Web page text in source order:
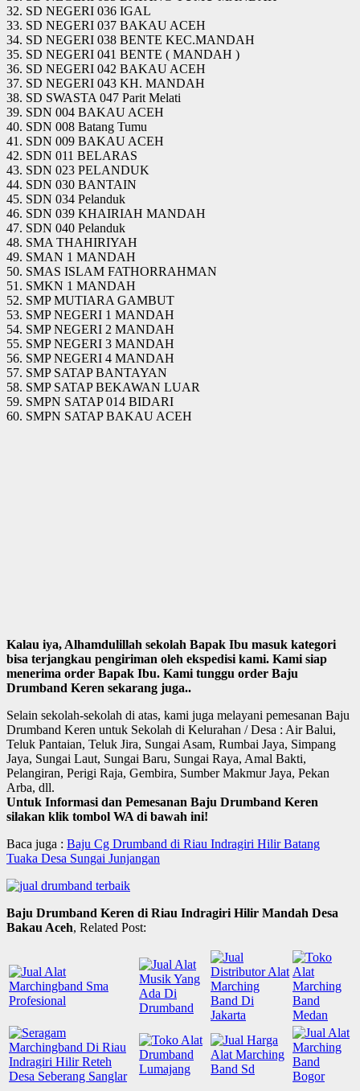
32. SD NEGERI 036 IGAL
33. SD NEGERI 037 BAKAU ACEH
34. SD NEGERI 038 BENTE KEC.MANDAH
35. SD NEGERI 041 BENTE ( MANDAH )
36. SD NEGERI 042 BAKAU ACEH
37. SD NEGERI 043 KH. MANDAH
38. SD SWASTA 047 Parit Melati
39. SDN 004 BAKAU ACEH
40. SDN 008 Batang Tumu
41. SDN 009 BAKAU ACEH
42. SDN 011 BELARAS
43. SDN 023 PELANDUK
44. SDN 030 BANTAIN
45. SDN 034 Pelanduk
46. SDN 039 KHAIRIAH MANDAH
47. SDN 040 Pelanduk
48. SMA THAHIRIYAH
49. SMAN 1 MANDAH
50. SMAS ISLAM FATHORRAHMAN
51. SMKN 1 MANDAH
52. SMP MUTIARA GAMBUT
53. SMP NEGERI 1 MANDAH
54. SMP NEGERI 2 MANDAH
55. SMP NEGERI 3 MANDAH
56. SMP NEGERI 4 MANDAH
57. SMP SATAP BANTAYAN
58. SMP SATAP BEKAWAN LUAR
59. SMPN SATAP 014 BIDARI
60. SMPN SATAP BAKAU ACEH
Kalau iya, Alhamdulillah sekolah Bapak Ibu masuk kategori
bisa terjangkau pengiriman oleh ekspedisi kami. Kami siap
menerima order Bapak Ibu. Kami tunggu order Baju
Drumband Keren sekarang juga..
Selain sekolah-sekolah di atas, kami juga melayani pemesanan Baju
Drumband Keren untuk Sekolah di Kelurahan / Desa : Air Balui,
Teluk Pantaian, Teluk Jira, Sungai Asam, Rumbai Jaya, Simpang
Jaya, Sungai Laut, Sungai Baru, Sungai Raya, Amal Bakti,
Pelangiran, Perigi Raja, Gembira, Sumber Makmur Jaya, Pekan
Arba, dll.
Untuk Informasi dan Pemesanan Baju Drumband Keren
silakan klik tombol WA di bawah ini!
Baca juga : Baju Cg Drumband di Riau Indragiri Hilir Batang
Tuaka Desa Sungai Junjangan
Baju Drumband Keren di Riau Indragiri Hilir Mandah Desa
Bakau Aceh, Related Post: